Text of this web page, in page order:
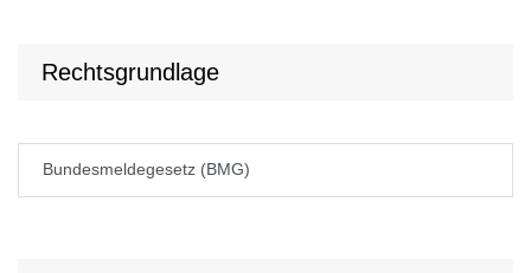
Rechtsgrundlage
Bundesmeldegesetz (BMG)